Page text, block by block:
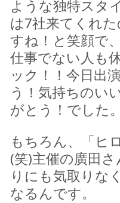
ような独特スタ
は7社来てくれ
すね！と笑顔で
仕事でない人も
ック！！今日出
う！気持ちのい
がとう！でした。
もちろん、「ヒ
(笑)主催の廣田
りにも気取りな
なるんです。